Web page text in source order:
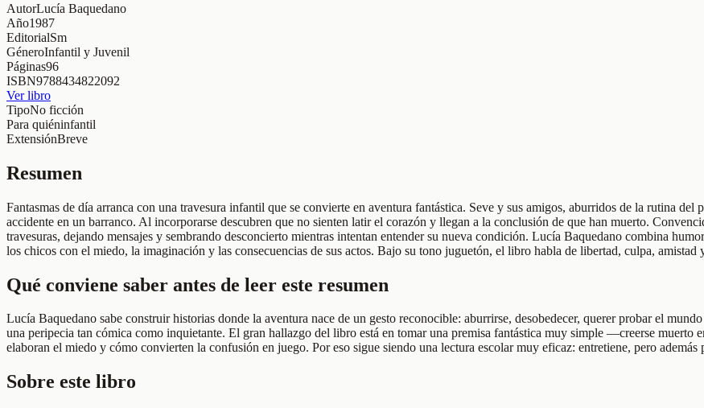
AutorLucía Baquedano
Año1987
EditorialSm
GéneroInfantil y Juvenil
Páginas96
ISBN9788434822092
Ver libro
TipoNo ficción
Para quiéninfantil
ExtensiónBreve
Resumen
Fantasmas de día arranca con una travesura infantil que se convierte en aventura fantástica. Seve y sus amigos, aburridos de la rutina
accidente en un barranco. Al incorporarse descubren que no sienten latir el corazón y llegan a la conclusión de que han muerto.
travesuras, dejando mensajes y sembrando desconcierto mientras intentan entender su nueva condición. Lucía Baquedano combina
los chicos con el miedo, la imaginación y las consecuencias de sus actos. Bajo su tono juguetón, el libro habla de libertad, culpa, amistad
Qué conviene saber antes de leer este resumen
Lucía Baquedano sabe construir historias donde la aventura nace de un gesto reconocible: aburrirse, desobedecer, querer probar el
una peripecia tan cómica como inquietante. El gran hallazgo del libro está en tomar una premisa fantástica muy simple —creerse
elaboran el miedo y cómo convierten la confusión en juego. Por eso sigue siendo una lectura escolar muy eficaz: entretiene, pero
Sobre este libro